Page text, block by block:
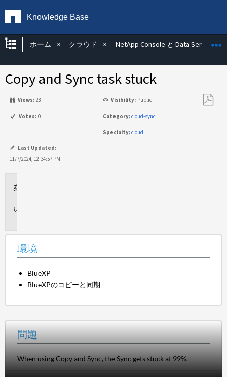
Knowledge Base
グローバル階層を展開/折りたたむ
ホーム クラウド NetApp Console と Data Services
Copy and Sync task stuck
Views: 28 Visibility: Public
Votes: 0 Category:cloud-sync
Specialty:cloud
Last Updated:
11/7/2024, 12:34:57 PM
環境
BlueXP
BlueXPのコピーと同期
問題
When using Copy and Sync, the Sync gets stuck at 99%.